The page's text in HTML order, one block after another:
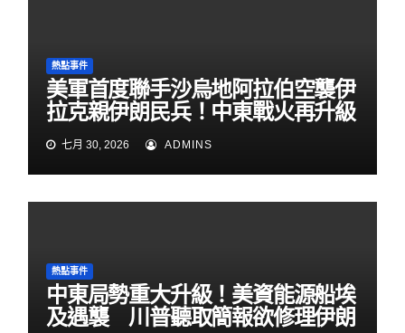
熱點事件
美軍首度聯手沙烏地阿拉伯空襲伊
拉克親伊朗民兵！中東戰火再升級
七月 30, 2026 ADMINS
熱點事件
中東局勢重大升級！美資能源船埃
及遇襲 川普聽取簡報欲修理伊朗